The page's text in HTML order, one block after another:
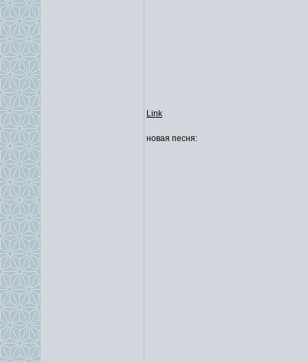
Link
новая песня: